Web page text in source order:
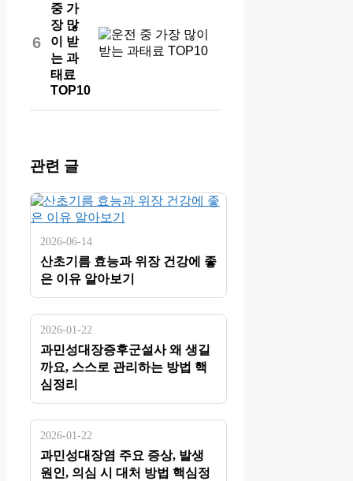
6
중 가
장 많
이 받
는 과
태료
TOP10
관련 글
2026-06-14
산초기름 효능과 위장 건강에 좋
은 이유 알아보기
2026-01-22
과민성대장증후군설사 왜 생길
까요, 스스로 관리하는 방법 핵
심정리
2026-01-22
과민성대장염 주요 증상, 발생
원인, 의심 시 대처 방법 핵심정